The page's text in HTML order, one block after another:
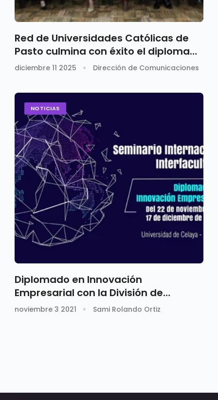
Red de Universidades Católicas de
Pasto culmina con éxito el diplomado
“Liderazgo para la Paz”
diciembre 11 2025 Dirección de Comunicaciones
NOTICIAS
Diplomado en Innovación
Empresarial con la División de
Ciencias Económicas y
noviembre 3 2021 Sami Rolando Ortiz